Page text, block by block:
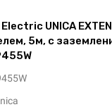
UNICA
5м, с